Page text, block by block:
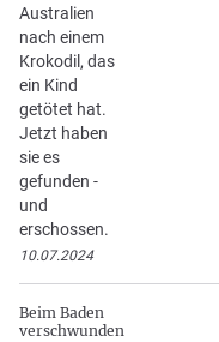
Australien
nach einem
Krokodil, das
ein Kind
getötet hat.
Jetzt haben
sie es
gefunden -
und
erschossen.
10.07.2024
Beim Baden
verschwunden